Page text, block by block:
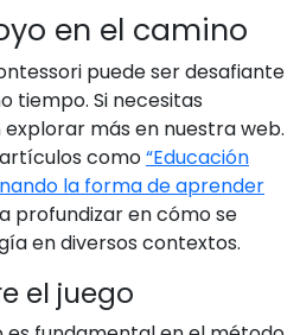
en el camino
puede ser desafiante
tiempo. Si necesitas
explorar más en nuestra web.
como“Educación
la forma de aprender
profundizar en cómo se
en diversos contextos.
el juego